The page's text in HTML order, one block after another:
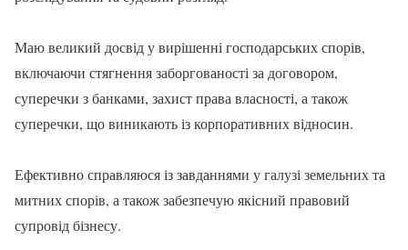
Маю великий досвід у вирішенні господарських спорів,
включаючи стягнення заборгованості за договором,
суперечки з банками, захист права власності, а також
суперечки, що виникають із корпоративних відносин.
Ефективно справляюся із завданнями у галузі земельних та
митних спорів, а також забезпечую якісний правовий
супровід бізнесу.